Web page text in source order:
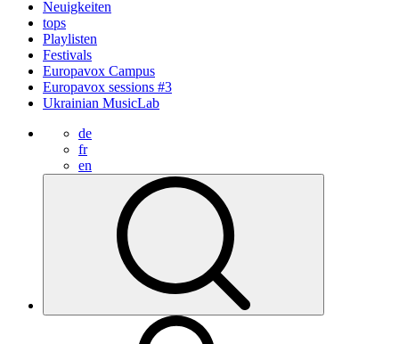
Neuigkeiten
tops
Playlisten
Festivals
Europavox Campus
Europavox sessions #3
Ukrainian MusicLab
de
fr
en